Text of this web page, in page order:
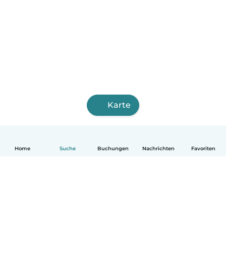
Home Suche Buchungen Nachrichten Favoriten
Karte